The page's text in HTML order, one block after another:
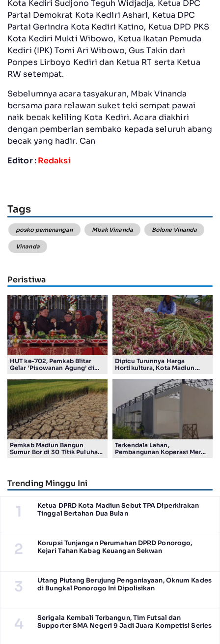
Kota Kediri Sudjono Teguh Widjadja, Ketua DPC
Partai Demokrat Kota Kediri Ashari, Ketua DPC
Partai Gerindra Kota Kediri Katino, Ketua DPD PKS
Kota Kediri Mukti Wibowo, Ketua Ikatan Pemuda
Kediri (IPK) Tomi Ari Wibowo, Gus Takin dari
Ponpes Lirboyo Kediri dan Ketua RT serta Ketua
RW setempat.
Sebelumnya acara tasyakuran, Mbak Vinanda
bersama para relawan suket teki sempat pawai
naik becak keliling Kota Kediri. Acara diakhiri
dengan pemberian sembako kepada seluruh abang
becak yang hadir. Can
Editor :Redaksi
Tags
posko pemenangan Mbak Vinanda Bolone Vinanda
Vinanda
Peristiwa
HUT ke-702, Pemkab Blitar
Gelar ‘Pisowanan Agung’ di
Dipicu Turunnya Harga
Hortikultura, Kota Madiun
Pemkab Madiun Bangun
Sumur Bor di 30 Titik Puluhan
Terkendala Lahan,
Pembangunan Koperasi Merah
Trending Minggu Ini
1
Ketua DPRD Kota Madiun Sebut TPA Diperkirakan
Tinggal Bertahan Dua Bulan
2
Korupsi Tunjangan Perumahan DPRD Ponorogo,
Kejari Tahan Kabag Keuangan Sekwan
3
Utang Piutang Berujung Penganiayaan, Oknum Kades
di Bungkal Ponorogo Ini Dipolisikan
4
Serigala Kembali Terbangun, Tim Futsal dan
Supporter SMA Negeri 9 Jadi Juara Kompetisi Series